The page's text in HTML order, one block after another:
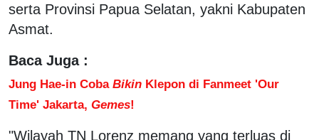
serta Provinsi Papua Selatan, yakni Kabupaten
Asmat.
Baca Juga :
Jung Hae-in Coba Bikin Klepon di Fanmeet 'Our
Time' Jakarta, Gemes!
"Wilayah TN Lorenz memang yang terluas di